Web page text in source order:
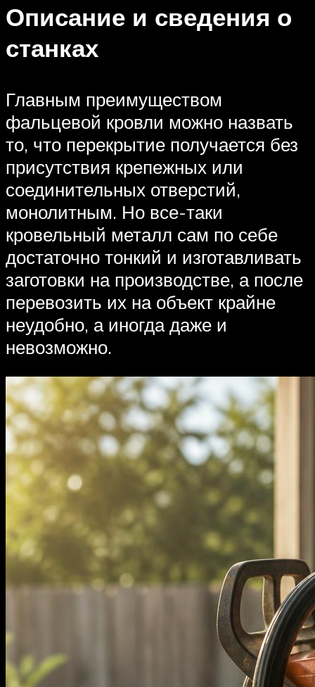
Описание и сведения о
станках
Главным преимуществом
фальцевой кровли можно назвать
то, что перекрытие получается без
присутствия крепежных или
соединительных отверстий,
монолитным. Но все-таки
кровельный металл сам по себе
достаточно тонкий и изготавливать
заготовки на производстве, а после
перевозить их на объект крайне
неудобно, а иногда даже и
невозможно.